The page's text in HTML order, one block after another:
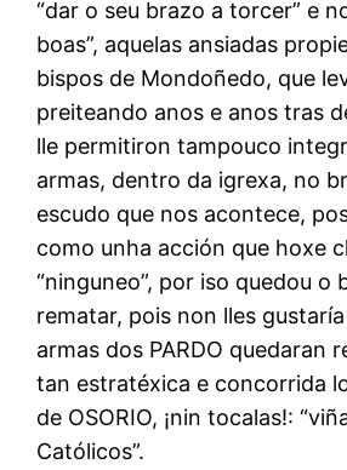
“dar o seu brazo a torcer” e
boas”, aquelas ansiadas
bispos de Mondoñedo, que
preiteando anos e anos tras
lle permitiron tampouco
armas, dentro da igrexa, no
escudo que nos acontece,
como unha acción que hoxe
“ninguneo”, por iso quedou o
rematar, pois non lles
armas dos PARDO quedaran
tan estratéxica e concorrida
de OSORIO, ¡nin tocalas!:
Católicos”.